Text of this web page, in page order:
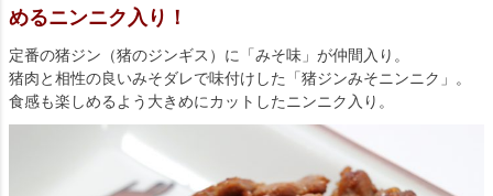
めるニンニク入り！
定番の猪ジン（猪のジンギス）に「みそ味」が仲間入り。
猪肉と相性の良いみそダレで味付けした「猪ジンみそニンニク」。
食感も楽しめるよう大きめにカットしたニンニク入り。